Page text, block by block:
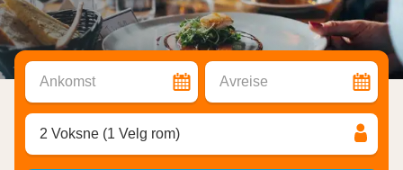
Ankomst Avreise
2 Voksne (1 Velg rom)